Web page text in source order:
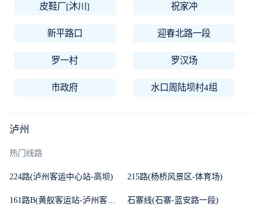
皮鞋厂[沐川] 祝家冲
新平路口 迎春北路一段
罗一村 罗汉场
市政府 水口周陆坝村4组
泸州
热门线路
224路(泸州客运中心站-高坝) 215路(杨桥风景区-体育场)
161路B(黄舣客运站-泸州客运中心站) 石寨线(石寨-蓝安路一段)